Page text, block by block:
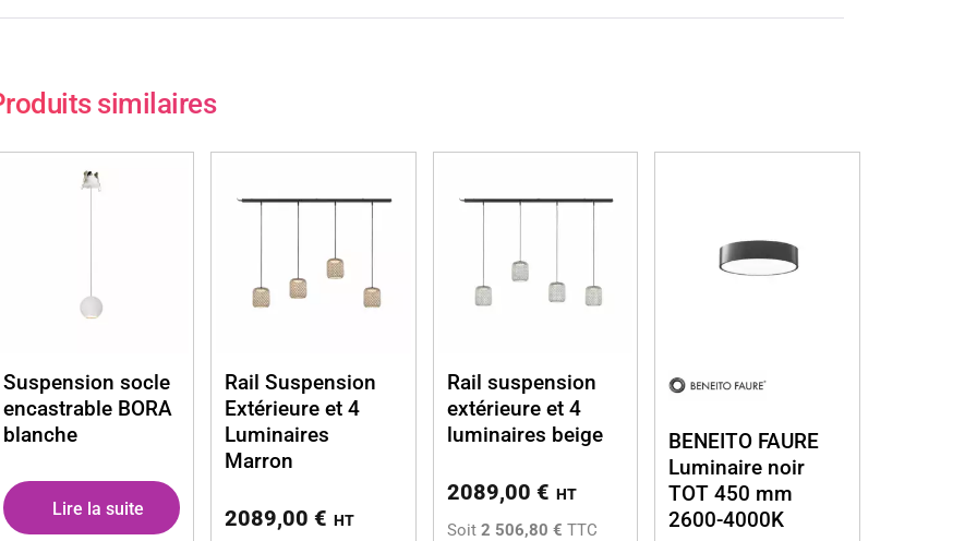
similaires
Suspension socle
encastrable BORA
blanche
Lire la suite
Rail Suspension
Extérieure et 4
Luminaires
Marron
2089,00€ HT
Rail suspension
extérieure et 4
luminaires beige
2089,00 € HT
Soit 2 506,80 € TTC
BENEITO FAURE
Luminaire noir
TOT 450 mm
2600-4000K